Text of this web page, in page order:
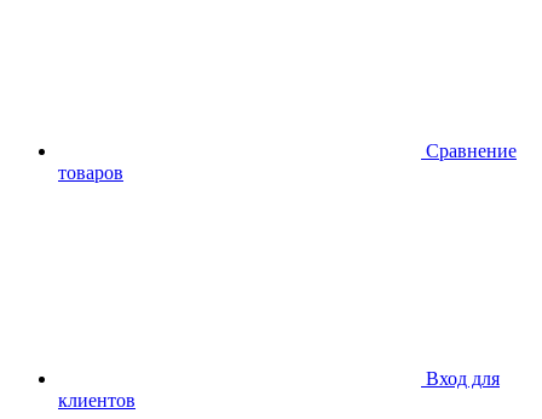
Сравнение
товаров
Вход для
клиентов